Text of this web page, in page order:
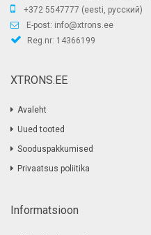
+372 5547777 (eesti, русский)
E-post: info@xtrons.ee
Reg.nr: 14366199
XTRONS.EE
Avaleht
Uued tooted
Sooduspakkumised
Privaatsus poliitika
Informatsioon